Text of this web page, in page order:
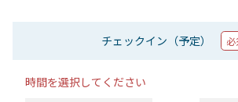
チェックイン（予定）
時間を選択してください